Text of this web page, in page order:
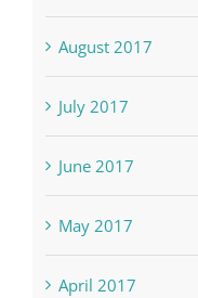
August 2017
July 2017
June 2017
May 2017
April 2017